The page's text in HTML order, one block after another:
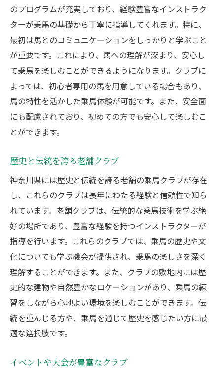
のプログラムが充実しており、経験豊富なインストラク
ターが乗馬の基礎から丁寧に指導してくれます。特に、
最初は馬とのコミュニケーションをしっかりと学ぶこと
が重要です。これにより、馬への理解が深まり、安心し
て乗馬を楽しむことができるようになります。クラブに
よっては、初心者専用の馬を用意している場合もあり、
馬の特性を活かした乗馬体験が可能です。また、安全面
にも配慮されており、初めての方でも安心して楽しむこ
とができます。
歴史と伝統を誇る老舗クラブ
神奈川県には歴史と伝統を誇る老舗の乗馬クラブが存在
し、これらのクラブは長年にわたる経験と信頼性で知ら
れています。老舗クラブは、伝統的な乗馬技術を学ぶ絶
好の場所であり、豊富な経験を持つインストラクターが
指導を行います。これらのクラブでは、乗馬の歴史や文
化についても学ぶ機会が提供され、乗馬の楽しさを深く
理解することができます。また、クラブの敷地内には歴
史的な建物や自然豊かなロケーションがあり、乗馬の練
習をしながら心地よい環境を楽しむことができます。伝
統を重んじる方や、乗馬を通じて歴史を感じたい方に最
適な選択肢です。
イベントや大会が豊富なクラブ